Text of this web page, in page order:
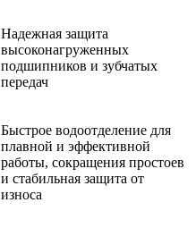
Надежная защита
высоконагруженных
подшипников и зубчатых
передач
Быстрое водоотделение для
плавной и эффективной
работы, сокращения простоев
и стабильная защита от
износа